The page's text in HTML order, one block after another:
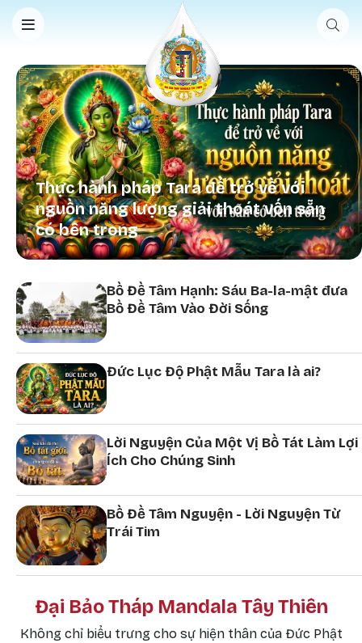
Nhảy đến nội dung
Thực hành pháp Tara để trở về với
nguồn năng lượng giải thoát vốn sẵn
có bên trong
Bồ Đề Tâm Hạnh: Sáu Ba-la-mật đưa
Bồ Đề Tâm Vào Đời Sống
Đức Lục Độ Phật Mẫu Tara là ai?
Lời Nguyện Của Một Vị Bồ Tát Làm Lợi
Ích Cho Chúng Sinh
Bồ Đề Tâm Nguyện - Lời Nguyện Từ
Trái Tim
Đại Bảo Tháp Mandala Tây Thiên
Không chỉ biểu trưng cho sự hiện thân của Đức Phật